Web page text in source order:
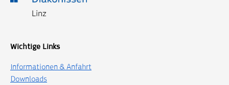
Wichtige Links
Informationen & Anfahrt
Downloads